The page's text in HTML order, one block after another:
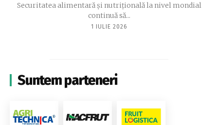
Securitatea alimentară și nutrițională la nivel mondial
continuă să...
1 IULIE 2026
Suntem parteneri